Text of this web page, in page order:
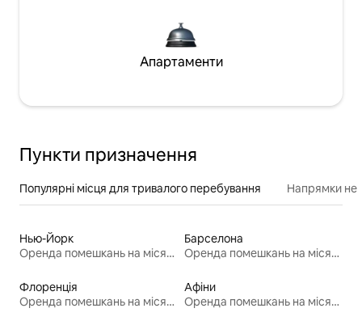
Апартаменти
Пункти призначення
Популярні місця для тривалого перебування Напрямки
Нью-Йорк
Оренда помешкань на місяць
Барселона
Оренда помешкань на місяць
Флоренція
Оренда помешкань на місяць
Афіни
Оренда помешкань на місяць